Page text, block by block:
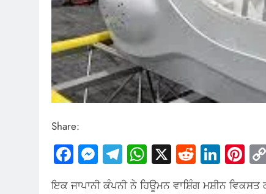
Share:
Facebook
Messenger
Telegram
WhatsApp
X Reddit
ਇਕ ਜਾਪਾਨੀ ਕੰਪਨੀ ਨੇ ਹਿਊਮਨ ਵਾਸ਼ਿੰਗ ਮਸ਼ੀਨ